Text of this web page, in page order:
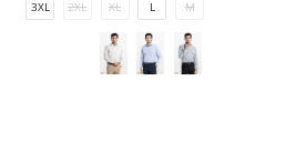
M
L
XL
2XL
3XL